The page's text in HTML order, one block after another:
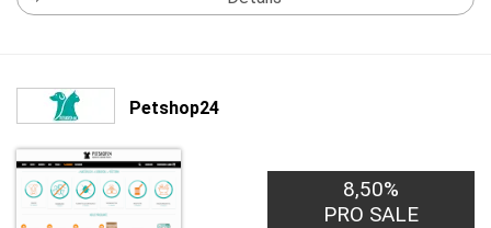
Petshop24
8,50%
PRO SALE